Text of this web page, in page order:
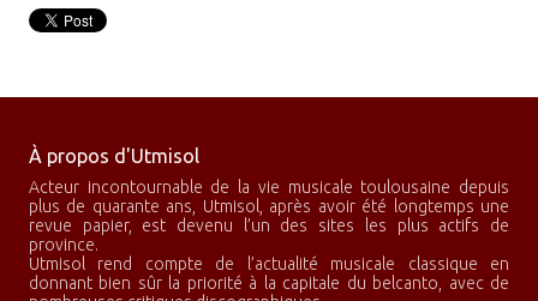
À propos d'Utmisol
Acteur incontournable de la vie musicale toulousaine depuis
plus de quarante ans, Utmisol, après avoir été longtemps une
revue papier, est devenu l’un des sites les plus actifs de
province.
Utmisol rend compte de l’actualité musicale classique en
donnant bien sûr la priorité à la capitale du belcanto, avec de